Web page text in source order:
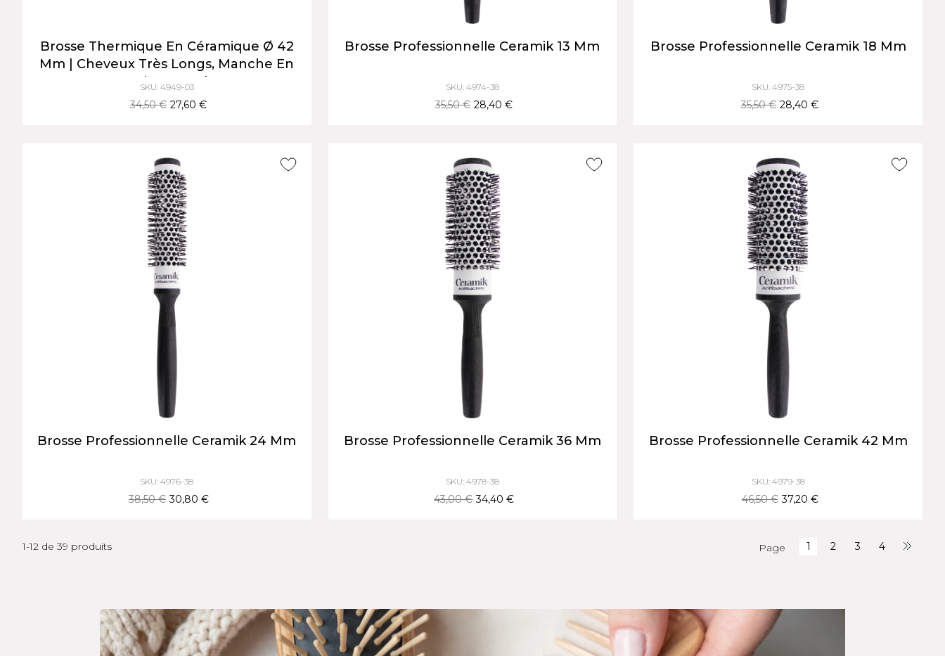
Brosse Thermique En Céramique Ø 42
Mm | Cheveux Très Longs, Manche En
Bois Naturel
SKU: 4949-03
34,50 € 27,60 €
Brosse Professionnelle Ceramik 13 Mm
SKU: 4974-38
35,50 € 28,40 €
Brosse Professionnelle Ceramik 18 Mm
SKU: 4975-38
35,50 € 28,40 €
Brosse Professionnelle Ceramik 24 Mm
SKU: 4976-38
38,50 € 30,80 €
Brosse Professionnelle Ceramik 36 Mm
SKU: 4978-38
43,00 € 34,40 €
Brosse Professionnelle Ceramik 42 Mm
SKU: 4979-38
46,50 € 37,20 €
1-12 de 39 produits Page 1 2 3 4